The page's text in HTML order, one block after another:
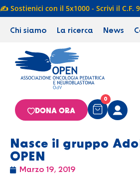
✍️ Sostienici con il 5x1000 - Scrivi il C.F.
Chi siamo La ricerca News
0
DONA ORA
Nasce il gruppo
OPEN
Marzo 19, 2019